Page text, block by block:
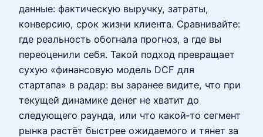
данные: фактическую выручку, затраты,
конверсию, срок жизни клиента. Сравнивайте:
где реальность обогнала прогноз, а где вы
переоценили себя. Такой подход превращает
сухую «финансовую модель DCF для
стартапа» в радар: вы заранее видите, что при
текущей динамике денег не хватит до
следующего раунда, или что какой‑то сегмент
рынка растёт быстрее ожидаемого и тянет за